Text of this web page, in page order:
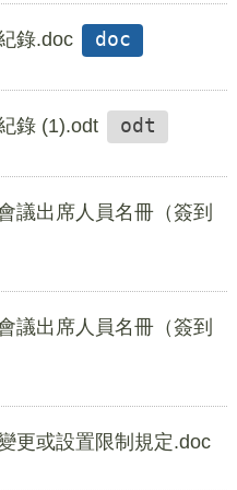
錄.doc
doc
錄 (1).odt
odt
議出席人員名冊（簽到
議出席人員名冊（簽到
更或設置限制規定.doc